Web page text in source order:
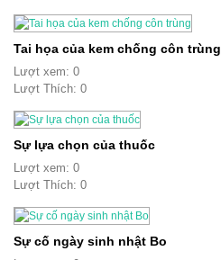
Tai họa của kem chống côn trùng
Lượt xem: 0
Lượt Thích: 0
Sự lựa chọn của thuốc
Lượt xem: 0
Lượt Thích: 0
Sự cố ngày sinh nhật Bo